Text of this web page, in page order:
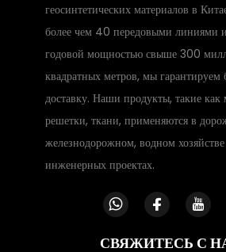
геосинтетических материалов в
более чем 40 передовыми линиями
годовой мощностью свыше 300
квадратных метров, мы гарантируем
доставку. Наши продукты, такие
решетки, ткани, применяются в
железнодорожном, водном
инженерных проектах.
СВЯЖИТЕСЬ С